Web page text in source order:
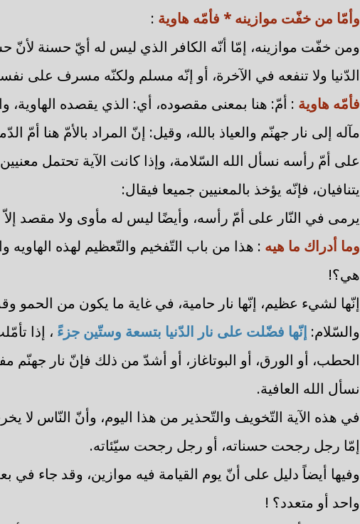
وأمّا من خفّت موازينه * فأمّه هاوية :
ومن خفّت موازينه، إمّا أنّه الكافر الذي ليس له أيّ حسنة لأنّ
الدّنيا ولا تنفعه في الآخرة، أو إنّه مسلم ولكنّه مسرف على
فأمّه هاوية : أمّ: هنا بمعنى مقصوده، أي: الذي يقصده الهاوية،
مآله إلى نار جهنّم والعياذ بالله، وقيل: إنّ المراد بالأمّ هنا أمّ
على أمّ رأسه نسأل الله السّلامة، وإذا كانت الآية تحتمل
يتنافيان، فإنّه يؤخذ بالمعنيين جميعا فيقال:
يرمى في النّار على أمّ رأسه، وأيضًا ليس له مأوى ولا مقصد إلاّ
وما أدراك ما هيه : هذا من باب التّفخيم والتّعظيم لهذه الهاويه
هي؟!
إنّها لشيء عظيم، إنّها نار حامية، في غاية ما يكون من الحمو
والسّلام: إنّها فضّلت على نار الدّنيا بتسعة وستّين جزءً ، إذا
الحطب، أو الورق، أو البوتاغاز، أو أشدّ من ذلك فإنّ نار جهنّم
نسأل الله العافية.
في هذه الآية التّخويف والتّحذير من هذا اليوم، وأنّ النّاس لا
إمّا رجل رجحت حسناته، أو رجل رجحت سيّئاته.
وفيها أيضاً دليل على أنّ يوم القيامة فيه موازين، وقد جاء
واحد أو متعدد؟ !